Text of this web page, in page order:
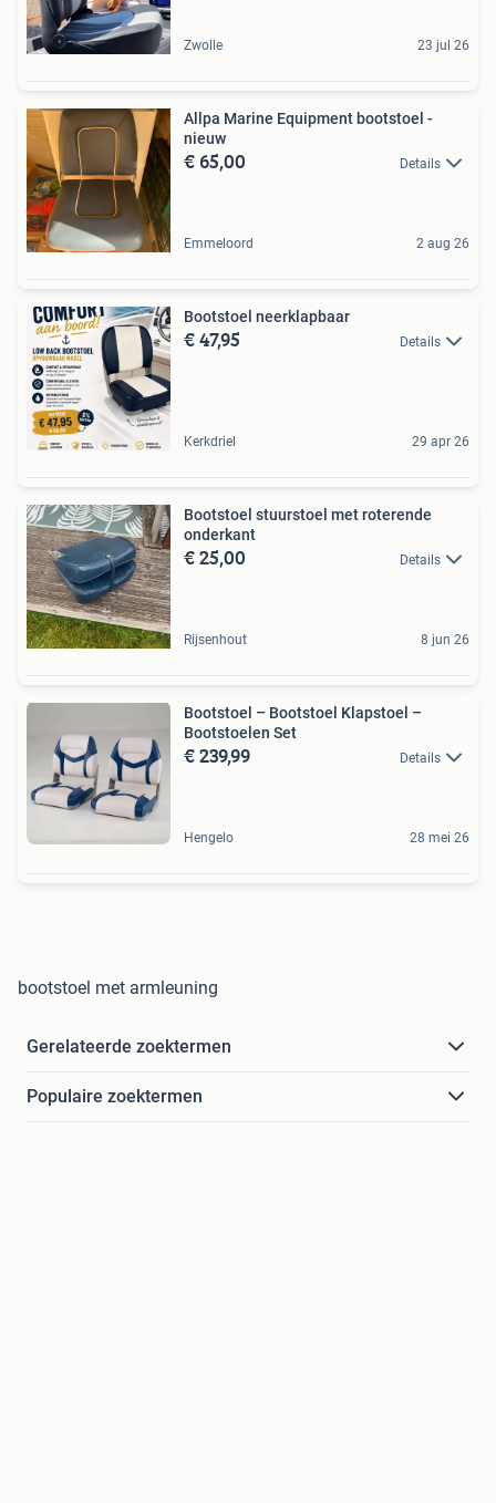
Zwolle 23 jul 26
Allpa Marine Equipment bootstoel -
nieuw
€ 65,00 Details
Emmeloord 2 aug 26
Bootstoel neerklapbaar
€ 47,95 Details
Kerkdriel 29 apr 26
Bootstoel stuurstoel met roterende
onderkant
€ 25,00 Details
Rijsenhout 8 jun 26
Bootstoel – Bootstoel Klapstoel –
Bootstoelen Set
€ 239,99 Details
Hengelo 28 mei 26
bootstoel met armleuning
Gerelateerde zoektermen
Populaire zoektermen